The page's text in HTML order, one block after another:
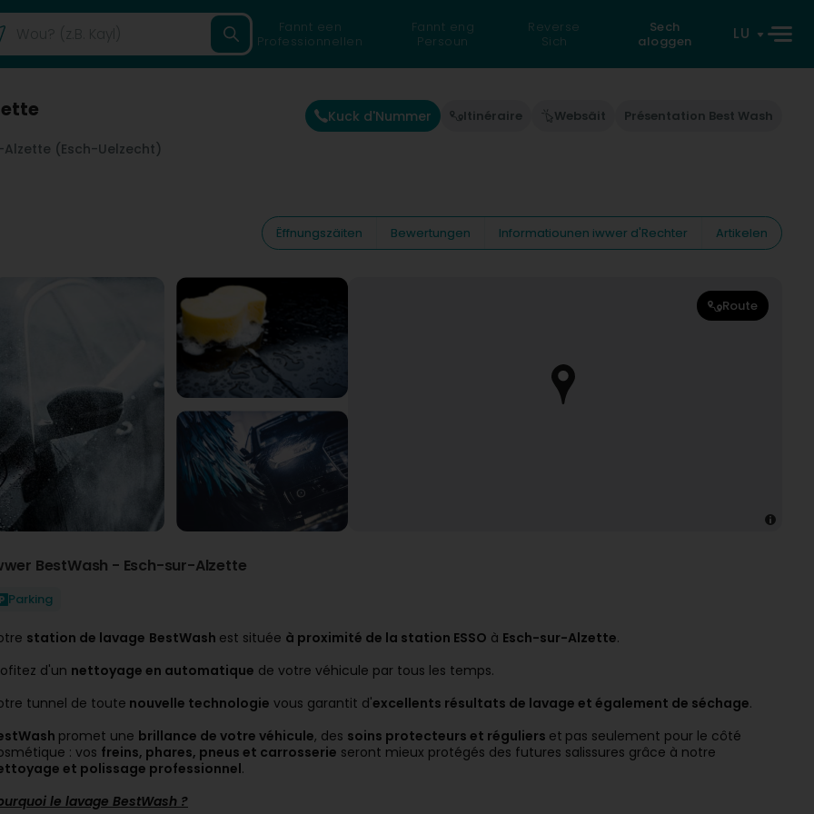
Fannt een
Professionnellen
Fannt eng
Persoun
Reverse
Sich
Sech
aloggen
LU
(Esch-Uelzecht)
Kuck d'Nummer Itinéraire Websäit Présentation Best Wash
Ëffnungszäiten Bewertungen Informatiounen iwwer d'Rechter Artikelen
Route
BestWash - Esch-sur-Alzette
Parking
station de lavage BestWash est située à proximité de la station ESSO à Esch-sur-Alzette.
d'un nettoyage en automatique de votre véhicule par tous les temps.
tunnel de toute nouvelle technologie vous garantit d'excellents résultats de lavage et également de séchage.
promet une brillance de votre véhicule, des soins protecteurs et réguliers et pas seulement pour le côté
: vos freins, phares, pneus et carrosserie seront mieux protégés des futures salissures grâce à notre
et polissage professionnel.
le lavage BestWash ?